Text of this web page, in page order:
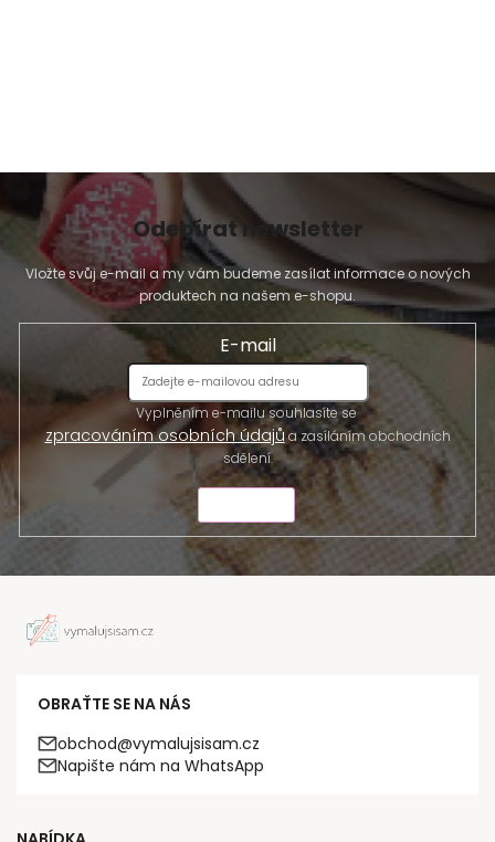
Odebírat newsletter
Vložte svůj e-mail a my vám budeme zasílat informace o nových
produktech na našem e-shopu.
E-mail
Vyplněním e-mailu souhlasíte se
zpracováním osobních údajůa zasíláním obchodních
sdělení.
OBRAŤTE SE NA NÁS
obchod@vymalujsisam.cz
Napište nám na WhatsApp